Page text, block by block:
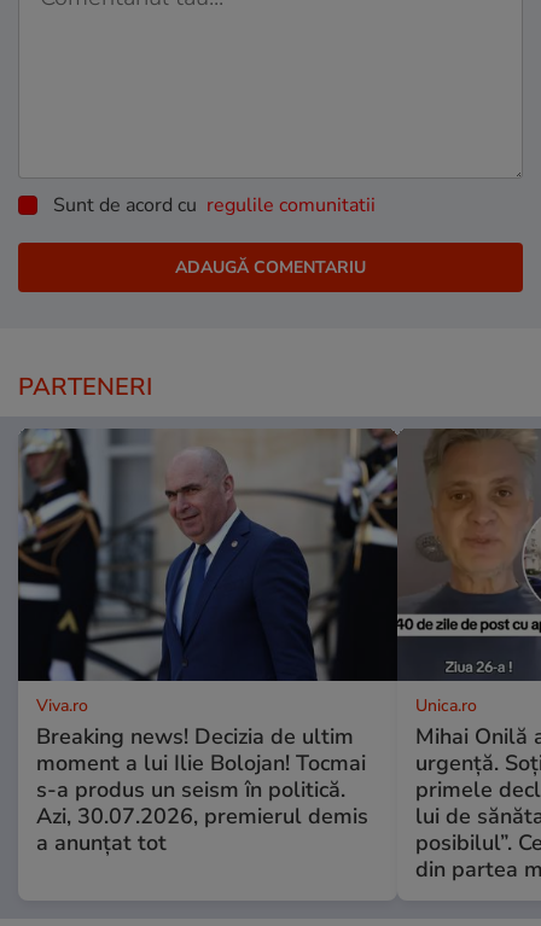
Sunt de acord cu regulile comunitatii
PARTENERI
Viva.ro
Breaking news! Decizia de ultim
moment a lui Ilie Bolojan! Tocmai
s-a produs un seism în politică.
Azi, 30.07.2026, premierul demis
a anunțat tot
Unica.ro
Mihai Onilă
urgență.
primele
lui de
posibilul”.
din partea